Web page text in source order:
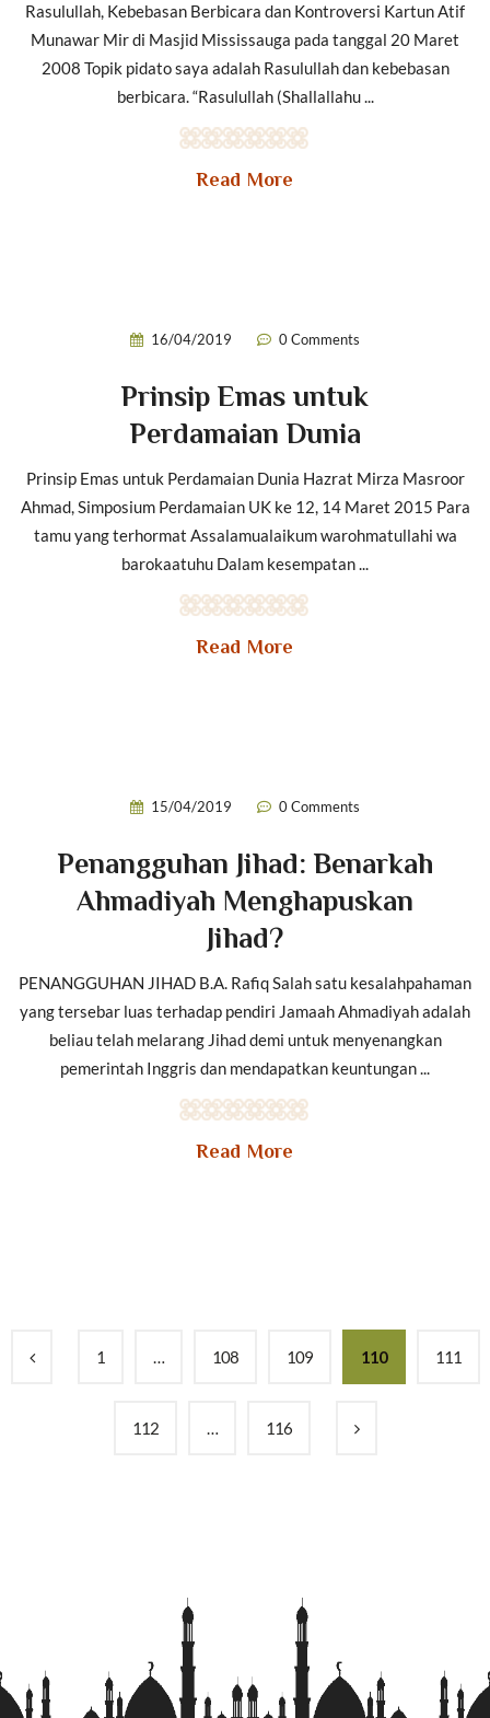
Rasulullah, Kebebasan Berbicara dan Kontroversi Kartun Atif
Munawar Mir di Masjid Mississauga pada tanggal 20 Maret
2008 Topik pidato saya adalah Rasulullah dan kebebasan
berbicara. “Rasulullah (Shallallahu ...
Read More
16/04/2019 0 Comments
Prinsip Emas untuk
Perdamaian Dunia
Prinsip Emas untuk Perdamaian Dunia Hazrat Mirza Masroor
Ahmad, Simposium Perdamaian UK ke 12, 14 Maret 2015 Para
tamu yang terhormat Assalamualaikum warohmatullahi wa
barokaatuhu Dalam kesempatan ...
Read More
15/04/2019 0 Comments
Penangguhan Jihad: Benarkah
Ahmadiyah Menghapuskan
Jihad?
PENANGGUHAN JIHAD B.A. Rafiq Salah satu kesalahpahaman
yang tersebar luas terhadap pendiri Jamaah Ahmadiyah adalah
beliau telah melarang Jihad demi untuk menyenangkan
pemerintah Inggris dan mendapatkan keuntungan ...
Read More
1 … 108 109 110 111
112 … 116